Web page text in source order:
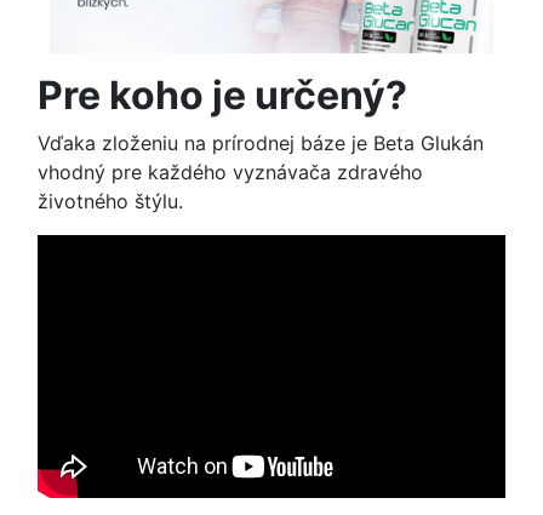
Pre koho je určený?
Vďaka zloženiu na prírodnej báze je Beta Glukán
vhodný pre každého vyznávača zdravého
životného štýlu.